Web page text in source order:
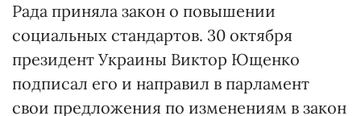
Рада приняла закон о повышении
социальных стандартов. 30 октября
президент Украины Виктор Ющенко
подписал его и направил в парламент
свои предложения по изменениям в закон